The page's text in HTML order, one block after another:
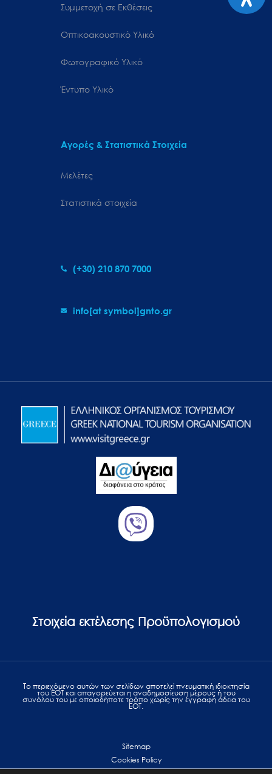
Συμμετοχή σε Εκθέσεις
Οπτικοακουστικό Υλικό
Φωτογραφικό Υλικό
Έντυπο Υλικό
Αγορές & Στατιστικά Στοιχεία
Μελέτες
Στατιστικά στοιχεία
(+30) 210 870 7000
info[at symbol]gnto.gr
Στοιχεία εκτέλεσης Προϋπολογισμού
Το περιεχόμενο αυτών των σελίδων αποτελεί πvευματική ιδιοκτησία
του ΕΟΤ και απαγορεύεται η αναδημοσίευση μέρους ή του
συνόλου του με οποιοδήποτε τρόπο χωρίς την έγγραφη άδεια του
ΕΟΤ.
Sitemap
Cookies Policy